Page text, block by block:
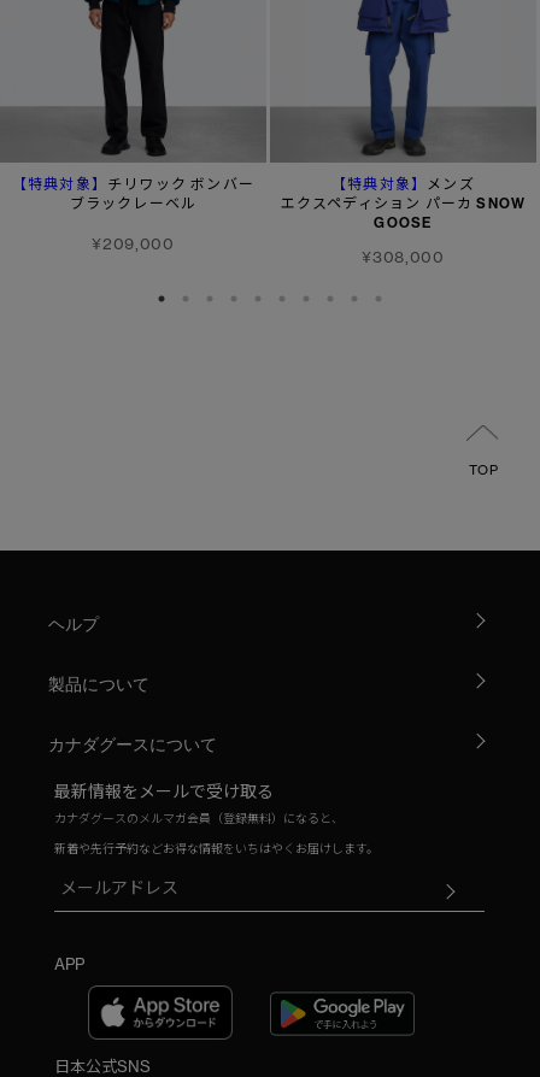
【特典対象】
チリワック ボンバー
ブラックレーベル
¥209,000
【特典対象】 メンズ
エクスペディション パーカ SNOW
GOOSE
¥308,000
TOP
ヘルプ
製品について
カナダグースについて
最新情報をメールで受け取る
カナダグースのメルマガ会員（登録無料）になると、
新着や先行予約などお得な情報をいちはやくお届けします。
APP
日本公式SNS